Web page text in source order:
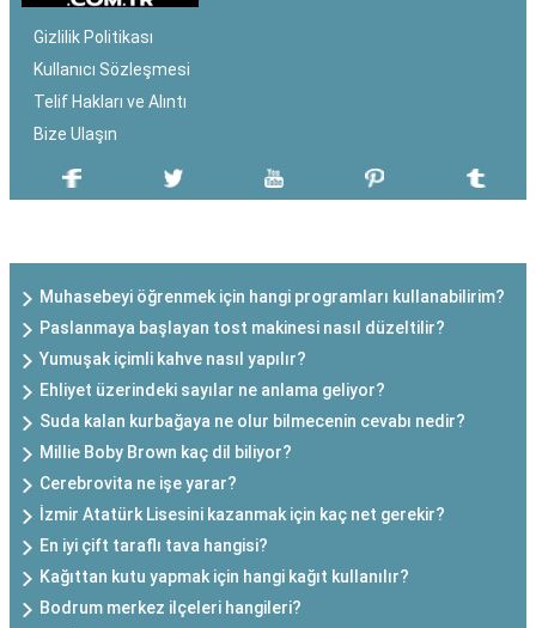
Gizlilik Politikası
Kullanıcı Sözleşmesi
Telif Hakları ve Alıntı
Bize Ulaşın
Muhasebeyi öğrenmek için hangi programları kullanabilirim?
Paslanmaya başlayan tost makinesi nasıl düzeltilir?
Yumuşak içimli kahve nasıl yapılır?
Ehliyet üzerindeki sayılar ne anlama geliyor?
Suda kalan kurbağaya ne olur bilmecenin cevabı nedir?
Millie Boby Brown kaç dil biliyor?
Cerebrovita ne işe yarar?
İzmir Atatürk Lisesini kazanmak için kaç net gerekir?
En iyi çift taraflı tava hangisi?
Kağıttan kutu yapmak için hangi kağıt kullanılır?
Bodrum merkez ilçeleri hangileri?